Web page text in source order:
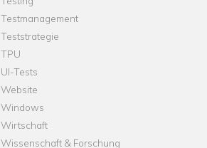
Testmanagement
Teststrategie
TPU
UI-Tests
Website
Windows
Wirtschaft
Wissenschaft & Forschung